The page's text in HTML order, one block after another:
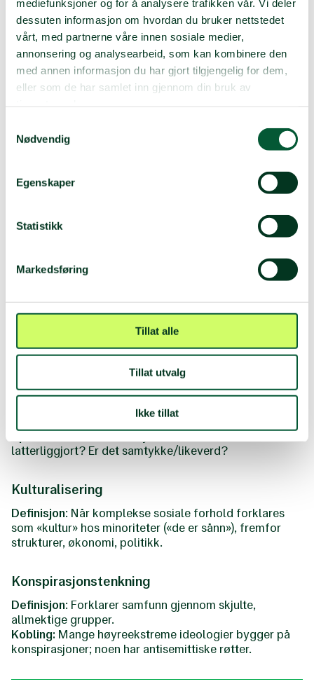
mediefunksjoner og for å analysere trafikken vår. Vi deler
dessuten informasjon om hvordan du bruker nettstedet
vårt, med partnerne våre innen sosiale medier,
annonsering og analysearbeid, som kan kombinere den
med annen informasjon du har gjort tilgjengelig for dem,
eller som de har samlet inn gjennom din bruk av
Nødvendig
Egenskaper
Statistikk
Markedsføring
Tillat alle
Tillat utvalg
Ikke tillat
Nyanse:Brukes både deskriptivt og som retorisk
angrep («dere driver med identitetspolitikk»). Husk:All
politikk har identitetsdimensjoner.
Institusjonell rasisme
Definisjon: Når institusjoner (skole, politi, arbeidsliv)
uten at enkeltpersoner nødvendigvis har rasistiske
intensjoner.
Interseksjonalitet
diskrimineringsformer virker sammen (f.eks. rasisme +
Gjør analyser mer presise: «Hvem faller mellom
stolene?»
Kulturell appropriasjon
Definisjon: Når elementer fra en marginalisert kultur
tas i bruk av majoritet uten kontekst, respekt eller
gjensidighet – ofte med profitt eller status.
Spørsmål åstille: Hvem tjener? Hvem blir
latterliggjort? Er det samtykke/likeverd?
Kulturalisering
Definisjon: Når komplekse sosiale forhold forklares
som «kultur» hos minoriteter («de er sånn»), fremfor
strukturer, økonomi, politikk.
Konspirasjonstenkning
Definisjon: Forklarer samfunn gjennom skjulte,
allmektige grupper.
Kobling: Mange høyreekstreme ideologier bygger på
konspirasjoner; noen har antisemittiske røtter.